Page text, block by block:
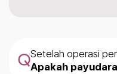
Setelah operasi
Apakah